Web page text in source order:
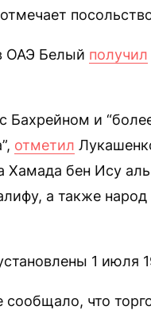
ОАЭ Белый получил
Бахрейном и
отметил
Хамада бен Ису
а также народ
1 июля
сообщало, что